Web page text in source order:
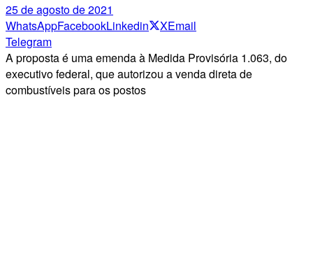
25 de agosto de 2021
WhatsAppFacebookLinkedin XEmail
Telegram
A proposta é uma emenda à Medida Provisória 1.063, do
executivo federal, que autorizou a venda direta de
combustíveis para os postos